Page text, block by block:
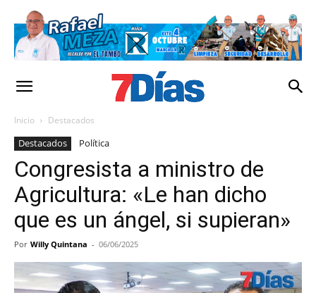
Inicio Destacados
Destacados Política
Congresista a ministro de
Agricultura: «Le han dicho
que es un ángel, si supieran»
Por Willy Quintana - 06/06/2025